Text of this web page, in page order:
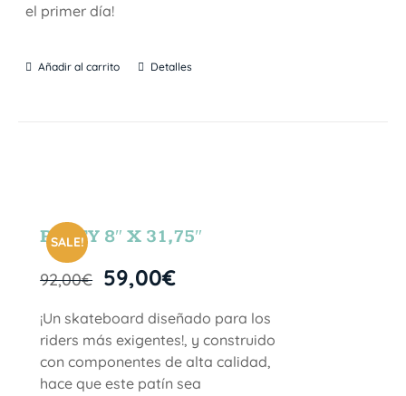
el primer día!
Añadir al carrito Detalles
SALE!
PARTY 8″ X 31,75″
92,00€ 59,00€
¡Un skateboard diseñado para los
riders más exigentes!, y construido
con componentes de alta calidad,
hace que este patín sea